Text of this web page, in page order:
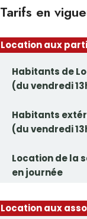
Tarifs en
Location aux
Habitants de
(du vendredi
Habitants
(du vendredi
Location de la
en journée
Location aux